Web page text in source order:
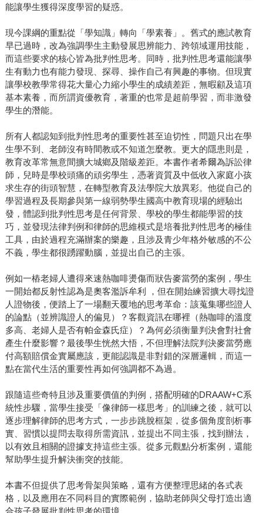
能讓學生獲得深度學習的疑惑。
現今課綱的重點從「學知識」轉向「學素養」。舊式的應試教育
早已過時，改為強調學生主動發展思辨能力、跨領域運用技能，
而這些要求的核心皆為批判性思考。同時，批判性思考還能讓學
生有動力也有能力發現、探尋、操作自己有興趣的事物。但現實
讓學校教學常得花大量心力縮小學生的成績差距，無暇顧及這項
基本素養，而所謂資優教育，著重的也常是超前學習，而非激發
學生的潛能。
所有人都認知到批判性思考的重要性甚至迫切性，問題只出在學
生學不到、老師沒有時間教或不知道怎麼教。更大的隱患則是，
教育改革常無意間擴大城鄉及階級差距。本書作者希爾為訴訟律
師，兒時是學校頭痛的頑劣學生，憑著資質及中低收入家庭小孩
求生存的街頭智慧，在轉型教育及法學院大放異彩。他從自己的
學習過程及長期參與第一線弱勢學生國高中教育現場的經驗出
發，體認到批判性思考是任何背景、學校的學生都能學習的技
巧，並發現法律判例和律師的思維模式是培養批判性思考的極佳
工具，由於過程充滿辦案的樂趣，且涉及青少年格外敏感的不公
不義，學生都很踴躍動腦，並提出自己的主張。
例如一樁老婦人遭得來速熱咖啡燙傷而狀告麥當勞的案例，學生
一開始都反射性認為是奧客濫訴牟利 ，但在開始練習擴大尋找證
人證物後，便踏上了一場翻天覆地的思考革命：該蒐集哪些證人
的論點（並辨識證人的偏見）？客觀資訊在哪裡（熱咖啡的溫度
多高、老婦人是否有帕金森氏症）？為何必須衡量判決會對社會
產生什麼影響？最後學生恍然大悟，不但理解法院判決麥當勞應
付高額賠償金實屬應該，更能認識是非對錯的深層邏輯，而這一
點在當代生活的重要性再如何強調都不為過。
跟隨這些奇特且涉及重要價值的判例，搭配明確的DRAAW+C系
統性步驟，當學生接受「像律師一樣思考」的訓練之後，就可以
逐步理解律師的思考方式，一步步跳脫框架，從多個角度剖析事
實、習慣以提問去取得所需資訊，並提出不同主張，找到辦法，
以有效且相關的證據支持這些主張。從多元觀點分析案例，還能
幫助學生提升解決衝突的技能。
本書不但提供了思考骨架與策略，還有方便整理思緒的各式表
格，以及應用在不同科目的實際範例，協助老師與父母打造出適
合孩子發展批判性思考的環境。